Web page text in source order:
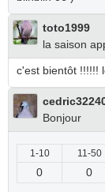
toto1999
la saison
c'est bientôt !!!!!!
Bonjour
1-10 11-50
0 0